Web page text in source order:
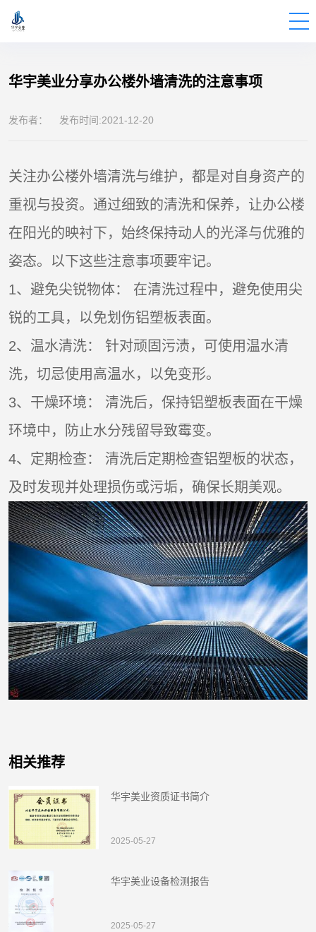
华宇美业分享办公楼外墙清洗的注意事项
发布者： 发布时间:2021-12-20
关注办公楼外墙清洗与维护，都是对自身资产的
重视与投资。通过细致的清洗和保养，让办公楼
在阳光的映衬下，始终保持动人的光泽与优雅的
姿态。以下这些注意事项要牢记。
1、避免尖锐物体： 在清洗过程中，避免使用尖
锐的工具，以免划伤铝塑板表面。
2、温水清洗： 针对顽固污渍，可使用温水清
洗，切忌使用高温水，以免变形。
3、干燥环境： 清洗后，保持铝塑板表面在干燥
环境中，防止水分残留导致霉变。
4、定期检查： 清洗后定期检查铝塑板的状态，
及时发现并处理损伤或污垢，确保长期美观。
相关推荐
华宇美业资质证书简介
2025-05-27
华宇美业设备检测报告
2025-05-27